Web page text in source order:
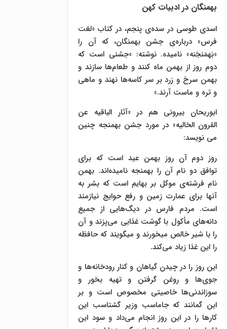
بهمنگان در ادبیات کهن
اسدی طوسی در سده‌ی پنجم، در کتاب «لغت
فرس» درباره‌ی جشن بهمنگان، که آن را
«بَهمَنجَنه» نامیده. نوشته: «جشنی است که
دوم روز از بهمن ماه کنند و طعام‌ها سازند و
بهمن سرخ و زرد بر سر کاسه‌ها نهند و ماهی
و تره و ماست آرند.»
ابوريحان بيرونى هم در «آثار الباقيه عن
القرون الخالیه» در مورد جشن بهمنجه چنين
مى نويسد:
روز دوم آن روز بهمن عيد است كه براى
توافق دو نام آن را بهمنجه ناميده‌اند. بهمن
نام فرشته‌ی موكل بر بهایم است كه بشر به
آنها براى عمارت زمین و رفع حوایج نيازمند
است. مردم فارس در دیگ‌هايى از جميع
دانه‌هاى مأكول با گوشت غذایى مى‌پزند و آن
را با شیر خالص میخورند و میگويند كه حافظه
را اين غذا زياد مى‌كند.
این روز را در چيدن گياهان و كنار رودخانه‌ها و
جوى‌ها و روغن گرفتن و تهيه بخور و
سوزاندنى‌ها خاصيتى مخصوص است و بر
این گمانند كه جاماسب وزير گشتاسب این
كارها را در این روز انجام مى‌داد و سود این